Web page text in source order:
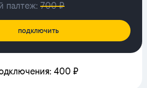
палтеж: 700 ₽
подключить
400 ₽